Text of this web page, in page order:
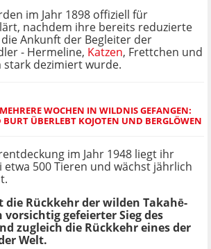
im Jahr 1898 offiziell für
nachdem ihre bereits reduzierte
Ankunft der Begleiter der
- Hermeline, Katzen, Frettchen und
stark dezimiert wurde.
WOCHEN IN WILDNIS GEFANGEN:
ÜBERLEBT KOJOTEN UND BERGLÖWEN
im Jahr 1948 liegt ihr
etwa 500 Tieren und wächst jährlich
die Rückkehr der wilden Takahē-
gefeierter Sieg des
zugleich die Rückkehr eines der
Welt.